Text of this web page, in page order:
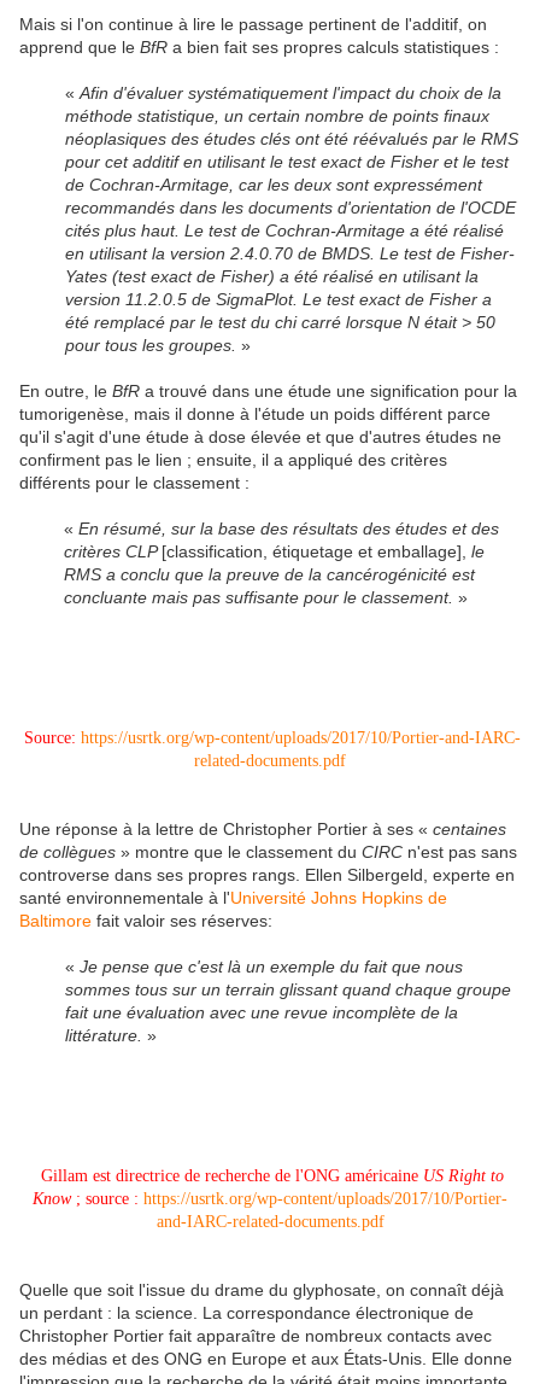
Mais si l'on continue à lire le passage pertinent de l'additif, on
apprend que le BfR a bien fait ses propres calculs statistiques :
«Afin d'évaluer systématiquement l'impact du choix de la
méthode statistique, un certain nombre de points finaux
néoplasiques des études clés ont été réévalués par le RMS
pour cet additif en utilisant le test exact de Fisher et le test
de Cochran-Armitage, car les deux sont expressément
recommandés dans les documents d'orientation de l'OCDE
cités plus haut. Le test de Cochran-Armitage a été réalisé
en utilisant la version 2.4.0.70 de BMDS. Le test de Fisher-
Yates (test exact de Fisher) a été réalisé en utilisant la
version 11.2.0.5 de SigmaPlot. Le test exact de Fisher a
été remplacé par le test du chi carré lorsque N était > 50
pour tous les groupes.»
En outre, le BfR a trouvé dans une étude une signification pour la
tumorigenèse, mais il donne à l'étude un poids différent parce
qu'il s'agit d'une étude à dose élevée et que d'autres études ne
confirment pas le lien ; ensuite, il a appliqué des critères
différents pour le classement :
«En résumé, sur la base des résultats des études et des
critères CLP[classification, étiquetage et emballage], le
RMS a conclu que la preuve de la cancérogénicité est
concluante mais pas suffisante pour le classement. »
Source: https://usrtk.org/wp-content/uploads/2017/10/Portier-and-IARC-
related-documents.pdf
Une réponse à la lettre de Christopher Portier à ses « centaines
de collègues » montre que le classement du CIRC n'est pas sans
controverse dans ses propres rangs. Ellen Silbergeld, experte en
santé environnementale à l'Université Johns Hopkins de
Baltimore fait valoir ses réserves:
«Je pense que c'est là un exemple du fait que nous
sommes tous sur un terrain glissant quand chaque groupe
fait une évaluation avec une revue incomplète de la
littérature. »
Gillam est directrice de recherche de l'ONG américaine US Right to
Know ; source : https://usrtk.org/wp-content/uploads/2017/10/Portier-
and-IARC-related-documents.pdf
Quelle que soit l'issue du drame du glyphosate, on connaît déjà
un perdant : la science. La correspondance électronique de
Christopher Portier fait apparaître de nombreux contacts avec
des médias et des ONG en Europe et aux États-Unis. Elle donne